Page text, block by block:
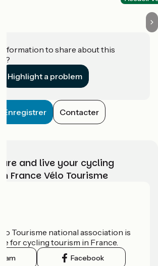
information to share about this
Highlight a problem
Enregistrer Contacter
and live your cycling
France Vélo Tourisme
Tourisme national association is
for cycling tourism in France.
Facebook